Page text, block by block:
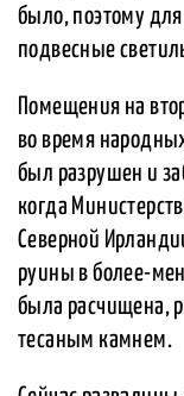
было, поэтому
подвесные
Помещения на
во время
был разрушен и
когда
Северной
руины в более-
была расчищена,
тесаным камнем.